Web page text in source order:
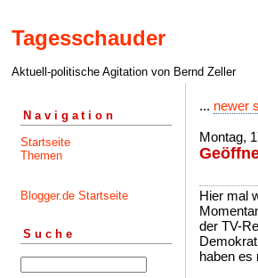
Tagesschauder
Aktuell-politische Agitation von Bernd Zeller
Navigation
Startseite
Themen
Blogger.de Startseite
Suche
... newer
Montag,
Hier mal
der TV-
haben es